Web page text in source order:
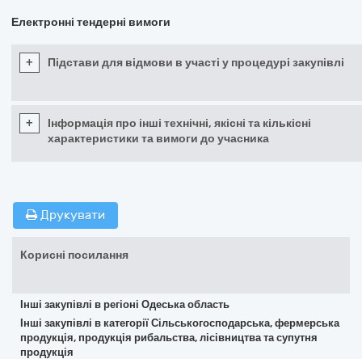
Електронні тендерні вимоги
+ Підстави для відмови в участі у процедурі закупівлі
+
Інформація про інші технічні, якісні та кількісні
характеристики та вимоги до учасника
Друкувати
Корисні посилання
Інші закупівлі в регіоні Одеська область
Інші закупівлі в категорії Сільськогосподарська, фермерська
продукція, продукція рибальства, лісівництва та супутня
продукція